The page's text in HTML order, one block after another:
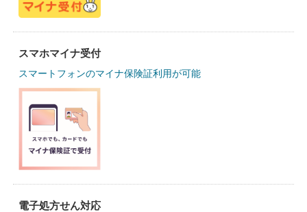
スマホマイナ受付
スマートフォンのマイナ保険証利用が可能
電子処方せん対応